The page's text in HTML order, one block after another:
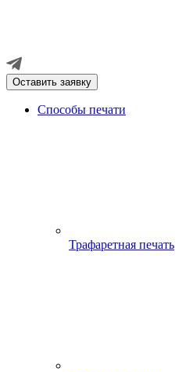
Оставить заявку
Способы печати
Трафаретная печать